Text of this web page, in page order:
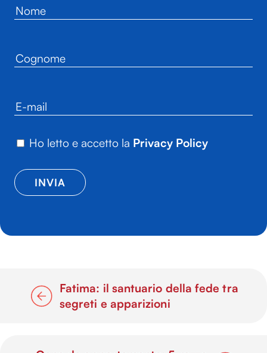
Ho letto e accetto la Privacy Policy
Fatima: il santuario della fede tra
segreti e apparizioni